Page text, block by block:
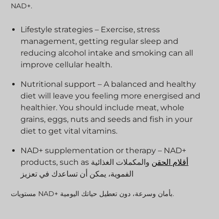
NAD+.
Lifestyle strategies – Exercise, stress
management, getting regular sleep and
reducing alcohol intake and smoking can all
improve cellular health.
Nutritional support – A balanced and healthy
diet will leave you feeling more energised and
healthier. You should include meat, whole
grains, eggs, nuts and seeds and fish in your
diet to get vital vitamins.
NAD+ supplementation or therapy – NAD+
products, such as
أقلام الحقن والمكملات الغذائية
الفموية، يمكن أن تساعدك في تعزيز
مستويات NAD+ بأمان وسرعة، دون تعطيل حياتك اليومية.